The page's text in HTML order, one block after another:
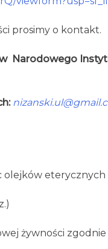
prosimy o kontakt.
Narodowego
eterycznych
żywności